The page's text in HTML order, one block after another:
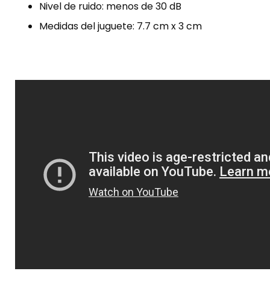
Nivel de ruido: menos de 30 dB
Medidas del juguete: 7.7 cm x 3 cm